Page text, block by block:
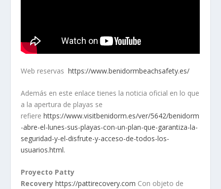
Web reservashttps://www.benidormbeachsafety.es/
Además en este enlace tienes la noticia oficial en lo que
a la apertura de playas se
refierehttps://www.visitbenidorm.es/ver/5642/benidorm
-abre-el-lunes-sus-playas-con-un-plan-que-garantiza-la-
seguridad-y-el-disfrute-y-acceso-de-todos-los-
usuarios.html.
Proyecto Patty
Recovery https://pattirecovery.com Con objeto de